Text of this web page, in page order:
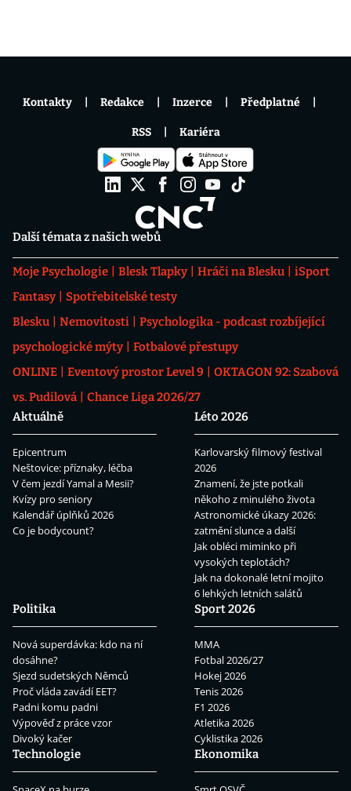
Další témata z našich webů
Moje Psychologie Blesk Tlapky Hráči na Blesku
iSport
Fantasy
Spotřebitelské testy
Blesku
Nemovitosti
Psychologika - podcast rozbíjející
psychologické mýty
Fotbalové přestupy
ONLINE
Eventový prostor Level 9
OKTAGON 92: Szabová
vs. Pudilová
Chance Liga 2026/27
Aktuálně
Epicentrum
Neštovice: příznaky, léčba
V čem jezdí Yamal a Mesii?
Kvízy pro seniory
Kalendář úplňků 2026
Co je bodycount?
Léto 2026
Karlovarský filmový festival
2026
Znamení, že jste potkali
někoho z minulého života
Astronomické úkazy 2026:
zatmění slunce a další
Jak obléci miminko při
vysokých teplotách?
Jak na dokonalé letní mojito
6 lehkých letních salátů
Politika
Nová superdávka: kdo na ní
dosáhne?
Sjezd sudetských Němců
Proč vláda zavádí EET?
Padni komu padni
Výpověď z práce vzor
Divoký kačer
Sport 2026
MMA
Fotbal 2026/27
Hokej 2026
Tenis 2026
F1 2026
Atletika 2026
Cyklistika 2026
Technologie
Ekonomika
Kontakty Redakce Inzerce Předplatné
RSS Kariéra